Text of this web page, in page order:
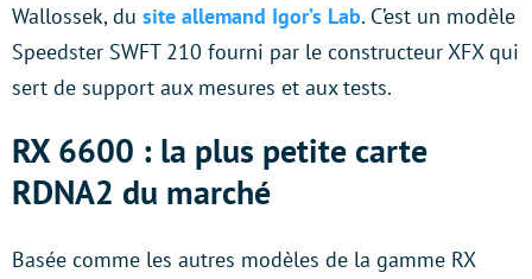
Wallossek, du site allemand Igor’s Lab. C’est un modèle
Speedster SWFT 210 fourni par le constructeur XFX qui
sert de support aux mesures et aux tests.
RX 6600 : la plus petite carte
RDNA2 du marché
Basée comme les autres modèles de la gamme RX